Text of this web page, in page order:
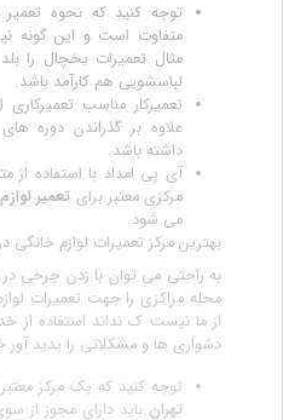
توجه کنید که نحوه
متفاوت است و این گونه
مثال تعمیرات یخچال را
لباسشویی هم کارآمد باشد.
تعمیرکار مناسب
علاوه بر گذراندن دوره
داشته باشد.
آی پی امداد با استفاده
مرکزی معتبر برای تعمیر
می شود.
بهترین مرکز تعمیرات لوازم
به راحتی می توان با زدن چرخی در
محله مراکزی را جهت تعمیرات
از ما نیست ک نداند استفاده از
دشواری ها و مشکلاتی را پدید آور
توجه کنید که یک مرکز معتبر
تهران باید دارای مجوز از